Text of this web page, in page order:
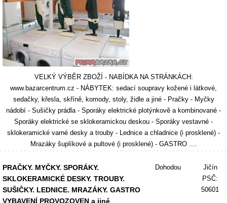
VELKÝ VÝBĚR ZBOŽÍ - NABÍDKA NA STRÁNKÁCH:
www.bazarcentrum.cz - NÁBYTEK: sedací soupravy kožené i látkové,
sedačky, křesla, skříně, komody, stoly, židle a jiné - Pračky - Myčky
nádobí - Sušičky prádla - Sporáky elektrické plotýnkově a kombinované -
Sporáky elektrické se sklokeramickou deskou - Sporáky vestavné -
sklokeramické varné desky a trouby - Lednice a chladnice (i prosklené) -
Mrazáky šuplíkové a pultové (i prosklené) - GASTRO ....
PRAČKY. MYČKY. SPORÁKY.
SKLOKERAMICKÉ DESKY. TROUBY.
SUŠIČKY. LEDNICE. MRAZÁKY. GASTRO
VYBAVENÍ PROVOZOVEN a jiné
Dohodou
Jičín
PSČ:
50601